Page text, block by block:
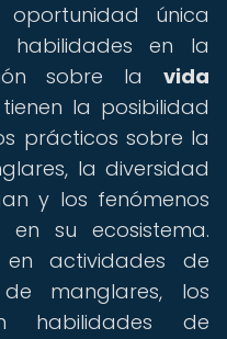
única
en la
sobre la vida
la posibilidad
prácticos sobre la
la diversidad
y los fenómenos
en su ecosistema.
actividades de
manglares, los
habilidades de